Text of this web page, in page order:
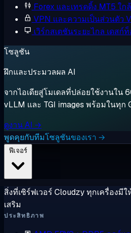
Forex และเทรดดิ้ง MT5 ใก
VPN และความเป็นส่วนตัว
เวิร์กสเตชันระยะไกล เดสก์
โซลูชัน
ฝึกและประมวลผล AI
จากไอเดียสู่โมเดลที่ปล่อยใช้งานใน
vLLM และ TGI images พร้อมในทุก
ดูงาน AI →
พูดคุยกับทีมโซลูชันของเรา →
สิ่งที่เซิร์ฟเวอร์ Cloudzy ทุกเครื่องมี
เสริม
ประสิทธิภาพ